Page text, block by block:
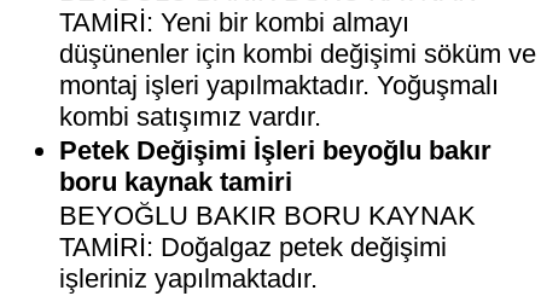
TAMİRİ: Yeni bir kombi almayı
düşünenler için kombi değişimi söküm ve
montaj işleri yapılmaktadır. Yoğuşmalı
kombi satışımız vardır.
Petek Değişimi İşleri beyoğlu bakır
boru kaynak tamiri
BEYOĞLU BAKIR BORU KAYNAK
TAMİRİ: Doğalgaz petek değişimi
işleriniz yapılmaktadır.